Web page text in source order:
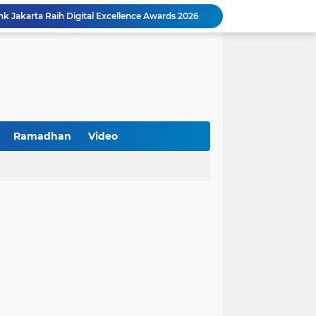
Baru Industri Jasa Keuangan
BNI Catat Fundamental Bisnis Kokoh di Bawah Danantara, Ditopang Pertumbuhan Kredit dan Kualitas Aset
Ramadhan Video